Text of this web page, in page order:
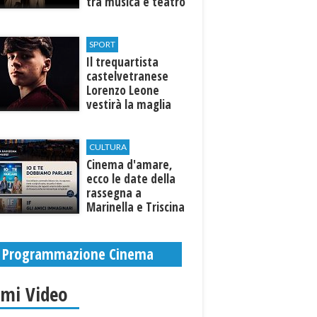
SPORT
Il trequartista
castelvetranese
Lorenzo Leone
vestirà la maglia
CULTURA
Cinema d'amare,
ecco le date della
rassegna a
Marinella e Triscina
Programmazione Cinema
Video